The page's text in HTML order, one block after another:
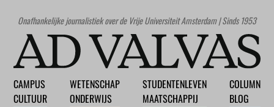
Onafhankelijke journalistiek over de Vrije Universiteit Amsterdam | Sinds 1953
CAMPUS
CULTUUR
WETENSCHAP
ONDERWIJS
STUDENTENLEVEN
MAATSCHAPPIJ
COLUMN
BLOG